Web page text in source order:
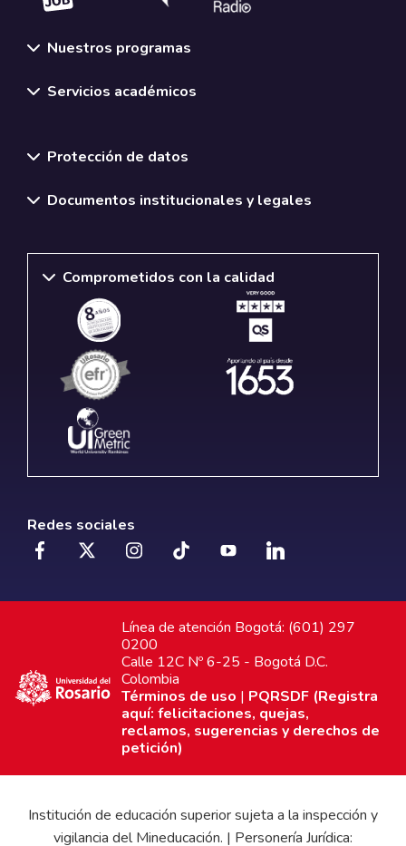
Nuestros programas
Servicios académicos
Protección de datos
Documentos institucionales y legales
Comprometidos con la calidad
Redes sociales
Línea de atención Bogotá: (601) 297
0200
Calle 12C Nº 6-25 - Bogotá D.C.
Colombia
Términos de uso | PQRSDF (Registra
aquí: felicitaciones, quejas,
reclamos, sugerencias y derechos de
petición)
Institución de educación superior sujeta a la inspección y
vigilancia del Mineducación. | Personería Jurídica: